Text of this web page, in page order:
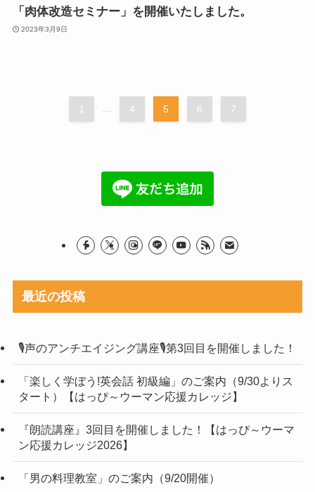
「肉体改造セミナー」を開催いたしました。
2023年3月9日
1 ... 4 5 6 7
最近の投稿
🎙声のアンチエイジング講座🎙第3回目を開催しました！
「楽しく学ぼう!英会話 初級編」のご案内（9/30よりス
タート）【はっぴ～ウーマン応援カレッジ】
『朗読講座』3回目を開催しました！【はっぴ～ウーマ
ン応援カレッジ2026】
「男の料理教室」のご案内（9/20開催）